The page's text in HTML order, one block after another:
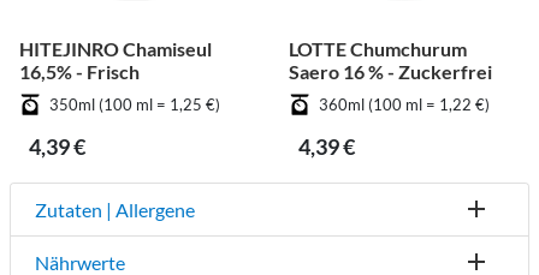
HITEJINRO Chamiseul
16,5% - Frisch
350ml (100 ml = 1,25 €)
4,39 €
LOTTE Chumchurum
Saero 16 % - Zuckerfrei
360ml (100 ml = 1,22 €)
4,39 €
Zutaten | Allergene
Nährwerte